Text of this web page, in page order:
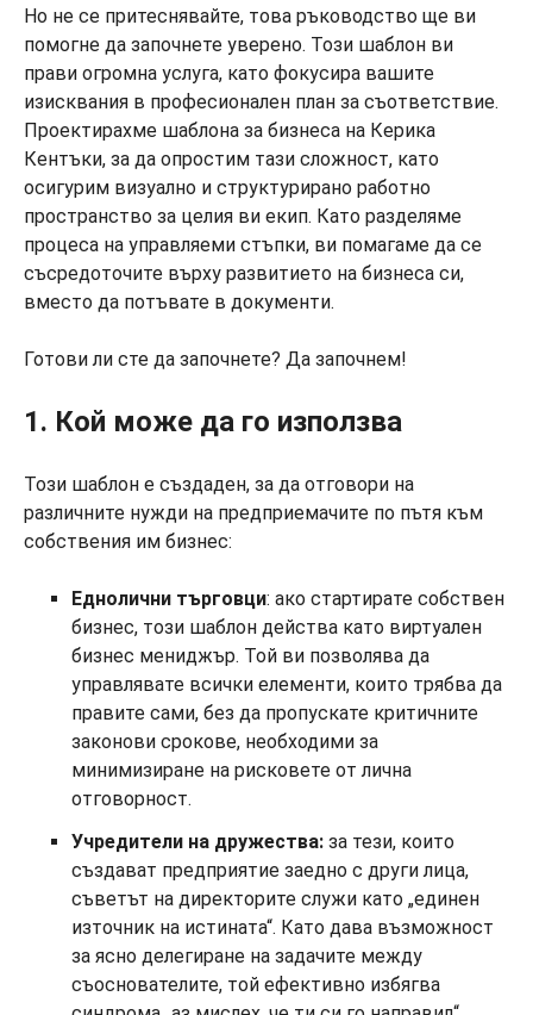
Но не се притеснявайте, това ръководство ще ви
помогне да започнете уверено. Този шаблон ви
прави огромна услуга, като фокусира вашите
изисквания в професионален план за съответствие.
Проектирахме шаблона за бизнеса на Керика
Кентъки, за да опростим тази сложност, като
осигурим визуално и структурирано работно
пространство за целия ви екип. Като разделяме
процеса на управляеми стъпки, ви помагаме да се
съсредоточите върху развитието на бизнеса си,
вместо да потъвате в документи.
Готови ли сте да започнете? Да започнем!
1. Кой може да го използва
Този шаблон е създаден, за да отговори на
различните нужди на предприемачите по пътя към
собствения им бизнес:
Еднолични търговци: ако стартирате собствен
бизнес, този шаблон действа като виртуален
бизнес мениджър. Той ви позволява да
управлявате всички елементи, които трябва да
правите сами, без да пропускате критичните
законови срокове, необходими за
минимизиране на рисковете от лична
отговорност.
Учредители на дружества: за тези, които
създават предприятие заедно с други лица,
съветът на директорите служи като „единен
източник на истината“. Като дава възможност
за ясно делегиране на задачите между
съоснователите, той ефективно избягва